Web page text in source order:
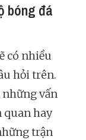
bóng đá
có nhiều
hỏi trên.
những vấn
quan hay
trận